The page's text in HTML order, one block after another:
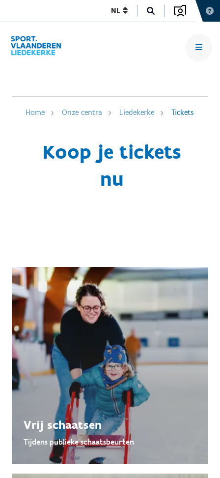
NL
Home Onze centra Liedekerke Tickets
Koop je tickets
nu
Vrij schaatsen
Tijdens publieke schaatsbeurten